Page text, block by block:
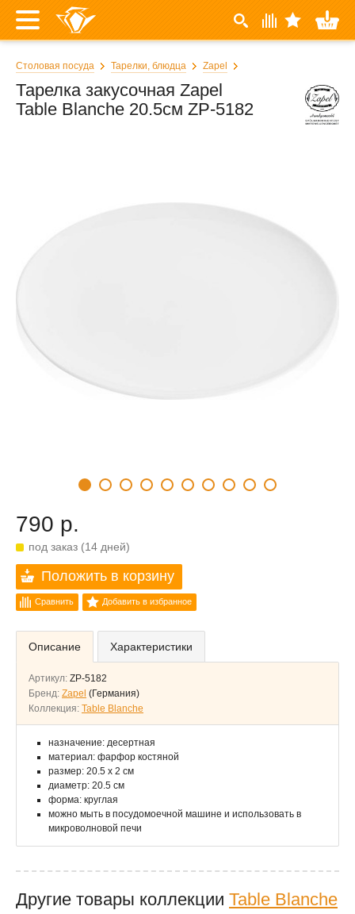
Столовая посуда Тарелки, блюдца Zapel
Тарелка закусочная Zapel
Table Blanche 20.5см ZP-5182
790 р.
под заказ (14 дней)
Положить в корзину
Сравнить Добавить в избранное
Описание Характеристики
Артикул: ZP-5182
Бренд: Zapel (Германия)
Коллекция: Table Blanche
назначение: десертная
материал: фарфор костяной
размер: 20.5 x 2 см
диаметр: 20.5 см
форма: круглая
можно мыть в посудомоечной машине и использовать в
микроволновой печи
Другие товары коллекции Table Blanche